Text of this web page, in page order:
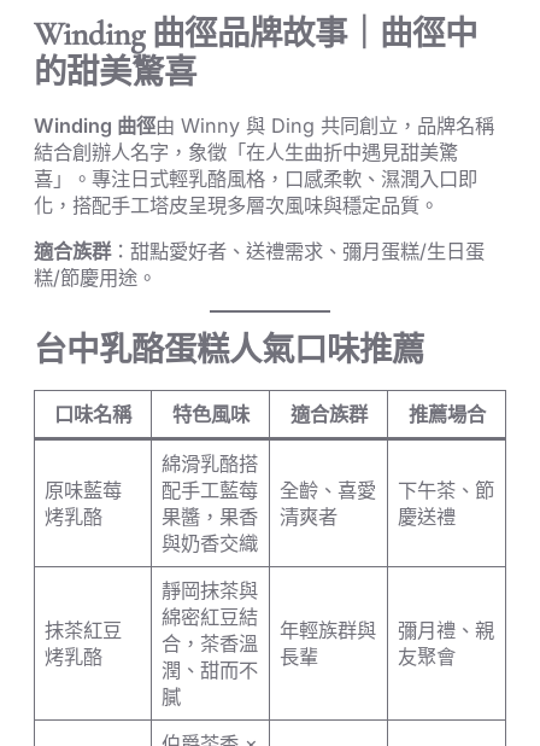
Winding 曲徑品牌故事｜曲徑中
的甜美驚喜
Winding 曲徑由 Winny 與 Ding 共同創立，品牌名稱
結合創辦人名字，象徵「在人生曲折中遇見甜美驚
喜」。專注日式輕乳酪風格，口感柔軟、濕潤入口即
化，搭配手工塔皮呈現多層次風味與穩定品質。
適合族群：甜點愛好者、送禮需求、彌月蛋糕/生日蛋
糕/節慶用途。
台中乳酪蛋糕人氣口味推薦
口味名稱 特色風味 適合族群 推薦場合
原味藍莓
烤乳酪
綿滑乳酪搭
配手工藍莓
果醬，果香
與奶香交織
全齡、喜愛
清爽者
下午茶、節
慶送禮
抹茶紅豆
烤乳酪
靜岡抹茶與
綿密紅豆結
合，茶香溫
潤、甜而不
膩
年輕族群與
長輩
彌月禮、親
友聚會